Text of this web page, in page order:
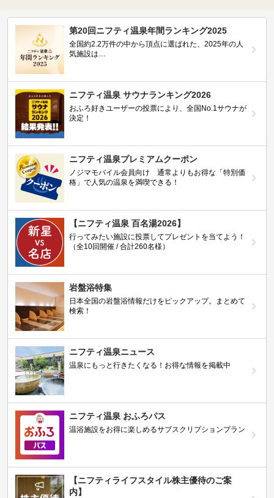
第20回ニフティ温泉年間ランキング2025
全国約2.2万件の中から頂点に選ばれた、2025年の人
気施設は…
ニフティ温泉 サウナランキング2026
おふろ好きユーザーの投票により、全国No.1サウナが
決定！
ニフティ温泉プレミアムクーポン
ノジマモバイル会員向け 通常よりもお得な「特別価
格」で人気の温泉を満喫できる！
【ニフティ温泉 百名湯2026】
行ってみたい施設に投票してプレゼントを当てよう！
（全10回開催 / 合計260名様）
岩盤浴特集
日本全国の岩盤浴情報だけをピックアップ。まとめて
検索！
ニフティ温泉ニュース
温泉にもっと行きたくなる！お得な情報を掲載中
ニフティ温泉 おふろパス
温浴施設をお得に楽しめるサブスクリプションプラン
【ニフティライフスタイル株主優待のご案
内】